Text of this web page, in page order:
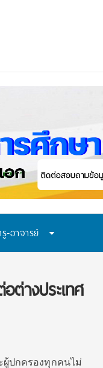
งเด็กจะเดินไปถึงจุดที่แก้ยาก
-อาจารย์
ต่างประเทศ
ผู้ปกครองทุกคนไม่